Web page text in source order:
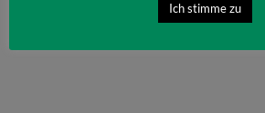
Ich stimme zu